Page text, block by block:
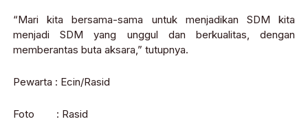
“Mari kita bersama-sama untuk menjadikan SDM kita
menjadi SDM yang unggul dan berkualitas, dengan
memberantas buta aksara,” tutupnya.
Pewarta : Ecin/Rasid
Foto : Rasid